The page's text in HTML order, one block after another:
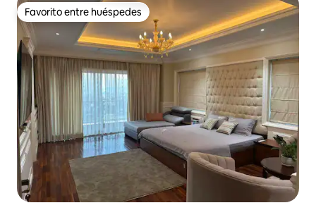
Favorito entre huéspedes
Favorito entre huéspedes